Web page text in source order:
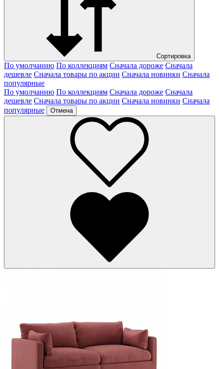
Сортировка
По умолчанию По коллекциям Сначала дороже Сначала
дешевле Сначала товары по акции Сначала новинки Сначала
популярные
По умолчанию По коллекциям Сначала дороже Сначала
дешевле Сначала товары по акции Сначала новинки Сначала
популярные
Отмена